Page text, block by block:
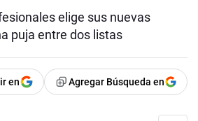
elige sus nuevas
puja entre dos listas
en Agregar Búsqueda en